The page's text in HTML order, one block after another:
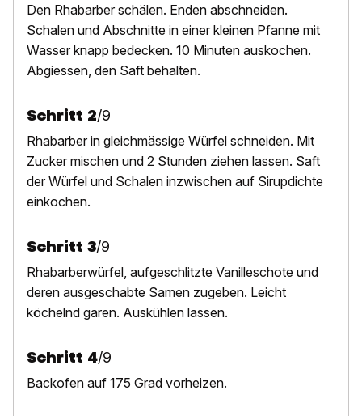
Den Rhabarber schälen. Enden abschneiden.
Schalen und Abschnitte in einer kleinen Pfanne mit
Wasser knapp bedecken. 10 Minuten auskochen.
Abgiessen, den Saft behalten.
Schritt 2/9
Rhabarber in gleichmässige Würfel schneiden. Mit
Zucker mischen und 2 Stunden ziehen lassen. Saft
der Würfel und Schalen inzwischen auf Sirupdichte
einkochen.
Schritt 3/9
Rhabarberwürfel, aufgeschlitzte Vanilleschote und
deren ausgeschabte Samen zugeben. Leicht
köchelnd garen. Auskühlen lassen.
Schritt 4/9
Backofen auf 175 Grad vorheizen.